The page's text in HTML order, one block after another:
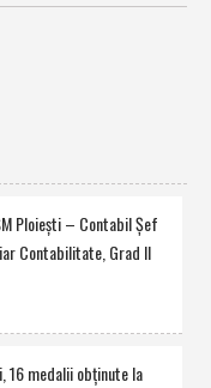
Ploieşti – Contabil Şef
Contabilitate, Grad II
16 medalii obţinute la